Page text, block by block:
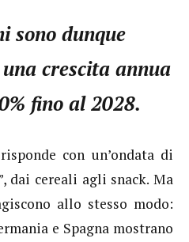
sono dunque
crescita annua
fino al 2028.
con un’ondata di
dai cereali agli snack. Ma
allo stesso modo:
e Spagna mostrano